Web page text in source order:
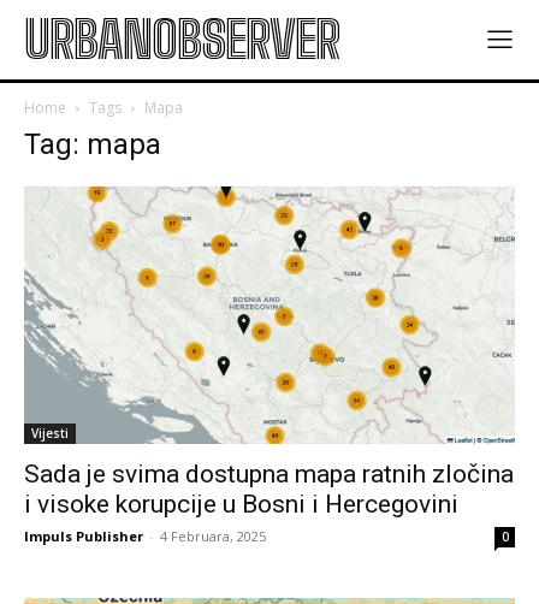
URBANOBSERVER
Home Tags Mapa
Tag: mapa
Vijesti
Sada je svima dostupna mapa ratnih zločina
i visoke korupcije u Bosni i Hercegovini
Impuls Publisher - 4 Februara, 2025 0